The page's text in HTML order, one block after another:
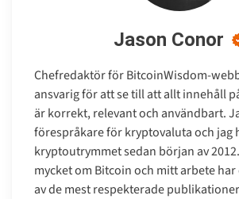
Jason Conor
Chefredaktör för BitcoinWisdom-
ansvarig för att se till att allt innehåll
är korrekt, relevant och användbart.
förespråkare för kryptovaluta och jag
kryptoutrymmet sedan början av
mycket om Bitcoin och mitt arbete
av de mest respekterade